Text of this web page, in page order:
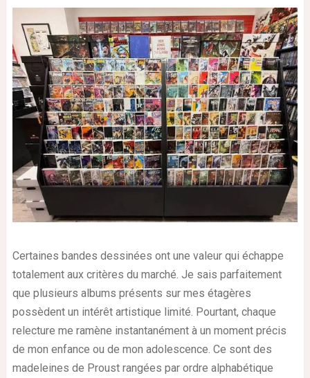
Certaines bandes dessinées ont une valeur qui échappe
totalement aux critères du marché. Je sais parfaitement
que plusieurs albums présents sur mes étagères
possèdent un intérêt artistique limité. Pourtant, chaque
relecture me ramène instantanément à un moment précis
de mon enfance ou de mon adolescence. Ce sont des
madeleines de Proust rangées par ordre alphabétique